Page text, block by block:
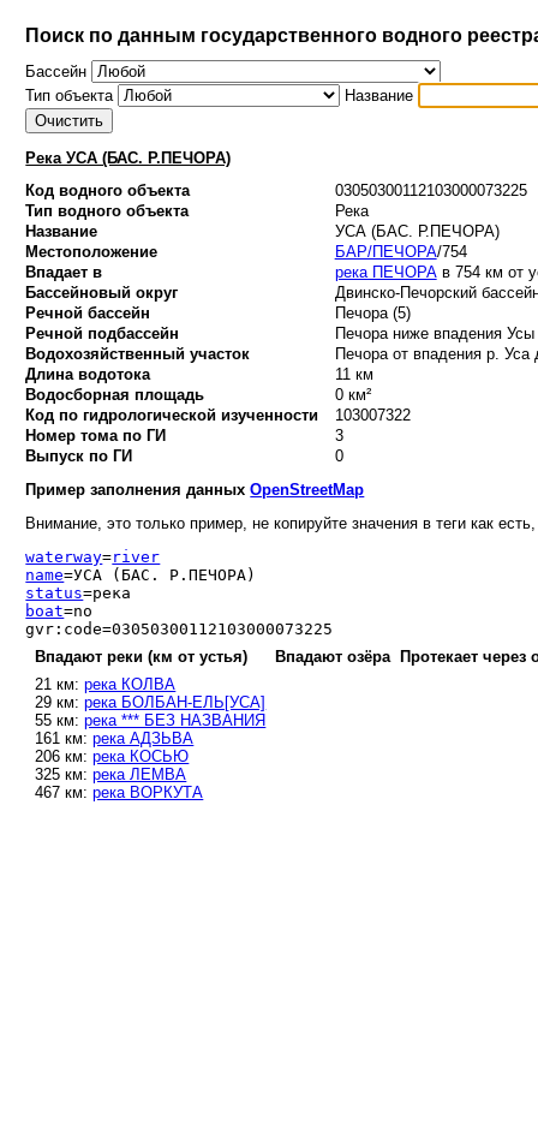
Поиск по данным государственного водного
Бассейн
Тип объекта
Название
Река УСА (БАС. Р.ПЕЧОРА)
Код водного объекта
03050300112103000073225
Тип водного объекта
Река
Название
УСА (БАС. Р.ПЕЧОРА)
Местоположение
БАР/ПЕЧОРА/754
Впадает в
река ПЕЧОРАв 754 км от
Бассейновый округ
Двинско-Печорский
Речной бассейн
Печора (5)
Речной подбассейн
Печора ниже впадения Усы
Водохозяйственный участок
Печора от впадения р.
Длина водотока
11 км
Водосборная площадь
0 км²
Код по гидрологической изученности
103007322
Номер тома по ГИ
3
Выпуск по ГИ
0
Пример заполнения данныхOpenStreetMap
Внимание, это только пример, не копируйте значения в теги как
waterway=river
name=УСА (БАС. Р.ПЕЧОРА)
status=река
boat=no
gvr:code=03050300112103000073225
Впадают реки (км от устья)
Впадают озёра
Протекает через
21 км:река КОЛВА
29 км:река БОЛБАН-ЕЛЬ[УСА]
55 км:река *** БЕЗ НАЗВАНИЯ
161 км:река АДЗЬВА
206 км:река КОСЬЮ
325 км:река ЛЕМВА
467 км:река ВОРКУТА